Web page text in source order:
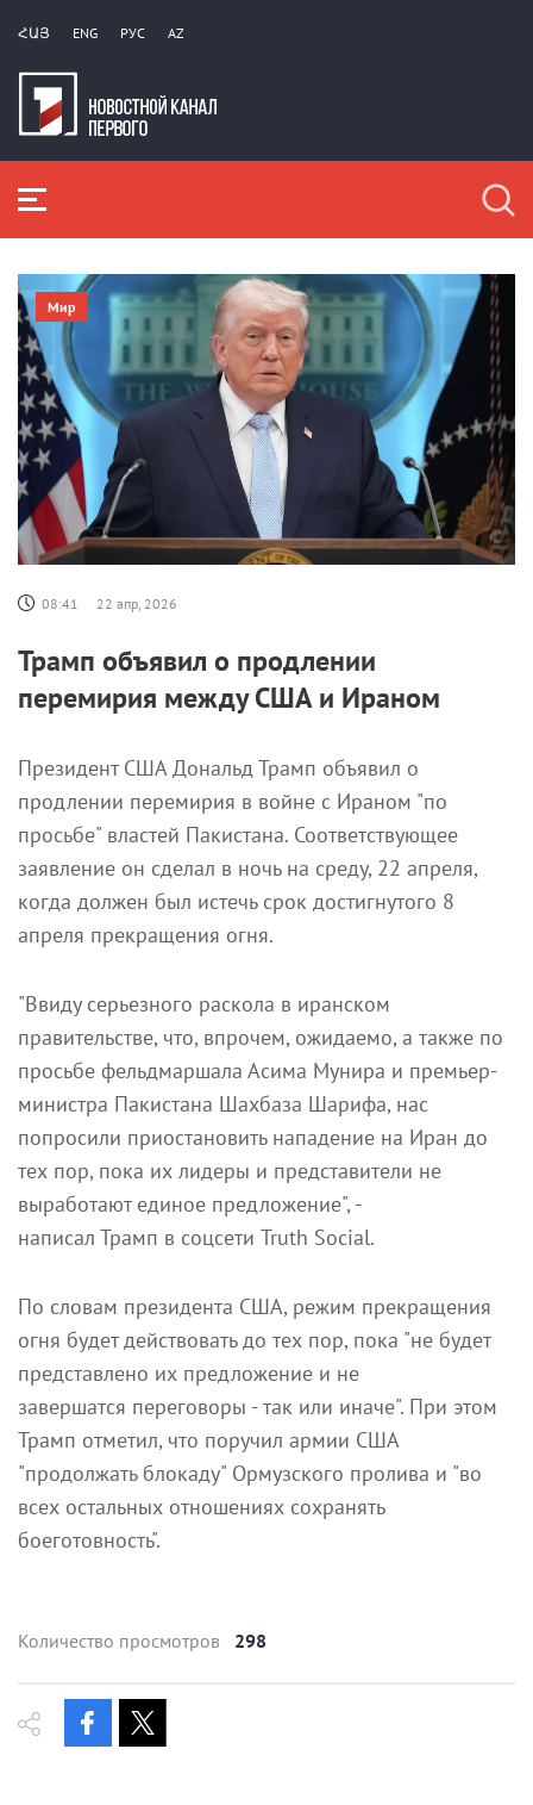
ՀԱՅ ENG РУС AZ
Мир
08:41 22 апр, 2026
Трамп объявил о продлении
перемирия между США и Ираном
Президент США Дональд Трамп объявил о
продлении перемирия в войне с Ираном "по
просьбе" властей Пакистана. Соответствующее
заявление он сделал в ночь на среду, 22 апреля,
когда должен был истечь срок достигнутого 8
апреля прекращения огня.
"Ввиду серьезного раскола в иранском
правительстве, что, впрочем, ожидаемо, а также по
просьбе фельдмаршала Асима Мунира и премьер-
министра Пакистана Шахбаза Шарифа, нас
попросили приостановить нападение на Иран до
тех пор, пока их лидеры и представители не
выработают единое предложение", -
написал Трамп в соцсети Truth Social.
По словам президента США, режим прекращения
огня будет действовать до тех пор, пока "не будет
представлено их предложение и не
завершатся переговоры - так или иначе". При этом
Трамп отметил, что поручил армии США
"продолжать блокаду" Ормузского пролива и "во
всех остальных отношениях сохранять
боеготовность".
Количество просмотров 298